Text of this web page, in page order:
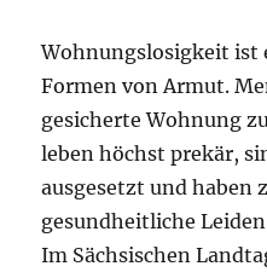
Wohnungslosigkeit ist
Formen von Armut.
gesicherte Wohnung
leben höchst prekär,
ausgesetzt und haben
gesundheitliche
Im Sächsischen